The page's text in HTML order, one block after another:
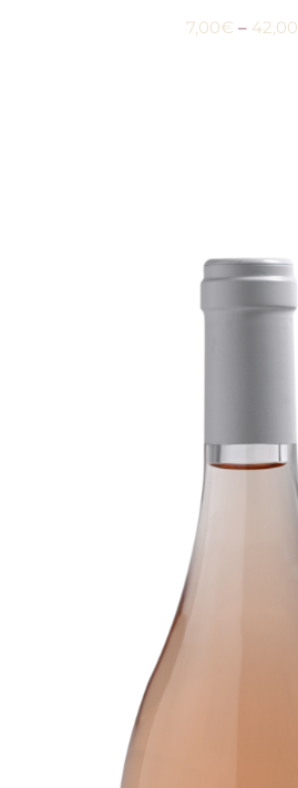
7,00€ – 42,00